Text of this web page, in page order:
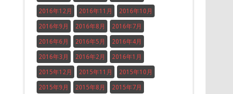
2016年12月 2016年11月 2016年10月
2016年9月 2016年8月 2016年7月
2016年6月 2016年5月 2016年4月
2016年3月 2016年2月 2016年1月
2015年12月 2015年11月 2015年10月
2015年9月 2015年8月 2015年7月